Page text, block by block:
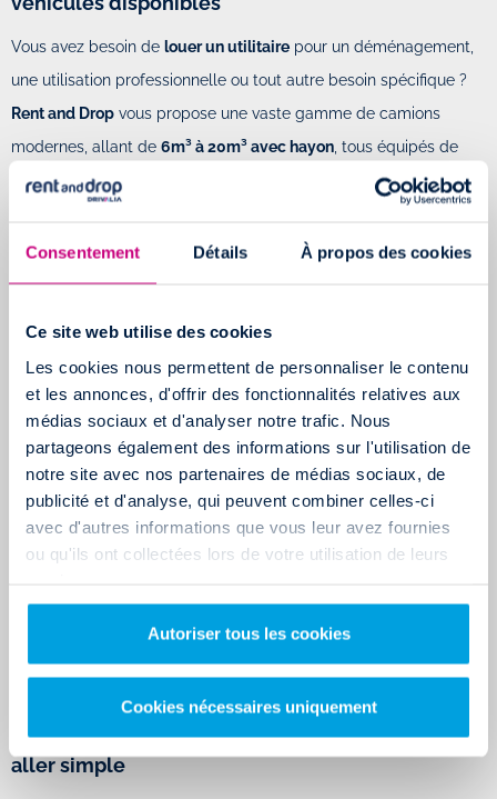
Consentement Détails À propos des cookies
Ce site web utilise des cookies
Les cookies nous permettent de personnaliser le contenu
et les annonces, d'offrir des fonctionnalités relatives aux
médias sociaux et d'analyser notre trafic. Nous
partageons également des informations sur l'utilisation de
notre site avec nos partenaires de médias sociaux, de
publicité et d'analyse, qui peuvent combiner celles-ci
avec d'autres informations que vous leur avez fournies
ou qu'ils ont collectées lors de votre utilisation de leurs
Autoriser tous les cookies
Cookies nécessaires uniquement
Vous avez besoin de louer un utilitaire pour un déménagement,
une utilisation professionnelle ou tout autre besoin spécifique ?
Rent and Drop vous propose une vaste gamme de camions
modernes, allant de 6m³ à 20m³ avec hayon , tous équipés de
hayons et âgés de moins de trois ans.
incluant des fonctionnalités telles que la climatisation, le
Bluetooth et le régulateur de vitesse. Faites confiance à Rent and
Pour vous aider à choisir le véhicule le plus adapté à vos besoins,
nous vous invitons à consulter les fiches détailléesde chaque
camion sur notre site web. Ces fiches contiennent toutes les
informations nécessaires pour faire le meilleur choix.
Location d'utilitaire près de Valenciennes en
aller simple